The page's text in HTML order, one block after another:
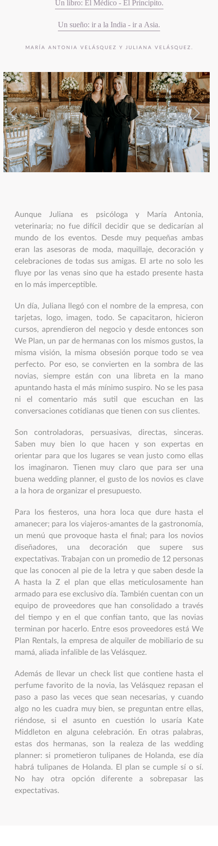
Un libro: El Médico - El Principito.
Un sueño: ir a la India - ir a Asia.
MARÍA ANTONIA VELÁSQUEZ Y JULIANA VELÁSQUEZ.
Aunque Juliana es psicóloga y María Antonia,
veterinaria; no fue difícil decidir que se dedicarían al
mundo de los eventos. Desde muy pequeñas ambas
eran las asesoras de moda, maquillaje, decoración y
celebraciones de todas sus amigas. El arte no solo les
fluye por las venas sino que ha estado presente hasta
en lo más imperceptible.
Un día, Juliana llegó con el nombre de la empresa, con
tarjetas, logo, imagen, todo. Se capacitaron, hicieron
cursos, aprendieron del negocio y desde entonces son
We Plan, un par de hermanas con los mismos gustos, la
misma visión, la misma obsesión porque todo se vea
perfecto. Por eso, se convierten en la sombra de las
novias, siempre están con una libreta en la mano
apuntando hasta el más mínimo suspiro. No se les pasa
ni el comentario más sutil que escuchan en las
conversaciones cotidianas que tienen con sus clientes.
Son controladoras, persuasivas, directas, sinceras.
Saben muy bien lo que hacen y son expertas en
orientar para que los lugares se vean justo como ellas
los imaginaron. Tienen muy claro que para ser una
buena wedding planner, el gusto de los novios es clave
a la hora de organizar el presupuesto.
Para los fiesteros, una hora loca que dure hasta el
amanecer; para los viajeros-amantes de la gastronomía,
un menú que provoque hasta el final; para los novios
diseñadores, una decoración que supere sus
expectativas. Trabajan con un promedio de 12 personas
que las conocen al pie de la letra y que saben desde la
A hasta la Z el plan que ellas meticulosamente han
armado para ese exclusivo día. También cuentan con un
equipo de proveedores que han consolidado a través
del tiempo y en el que confían tanto, que las novias
terminan por hacerlo. Entre esos proveedores está We
Plan Rentals, la empresa de alquiler de mobiliario de su
mamá, aliada infalible de las Velásquez.
Además de llevar un check list que contiene hasta el
perfume favorito de la novia, las Velásquez repasan el
paso a paso las veces que sean necesarias, y cuando
algo no les cuadra muy bien, se preguntan entre ellas,
riéndose, si el asunto en cuestión lo usaría Kate
Middleton en alguna celebración. En otras palabras,
estas dos hermanas, son la realeza de las wedding
planner: si prometieron tulipanes de Holanda, ese día
habrá tulipanes de Holanda. El plan se cumple sí o sí.
No hay otra opción diferente a sobrepasar las
expectativas.